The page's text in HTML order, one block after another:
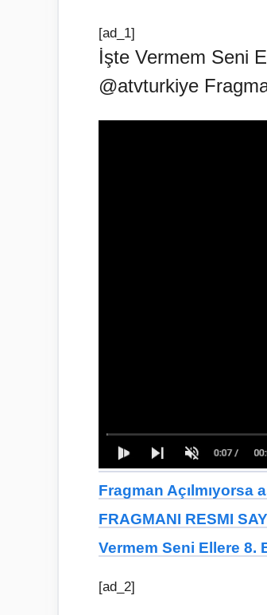
[ad_1]
İşte Vermem Seni
@atvturkiye
Fragman
FRAGMANI RESMI
Vermem Seni Ellere 8.
[ad_2]